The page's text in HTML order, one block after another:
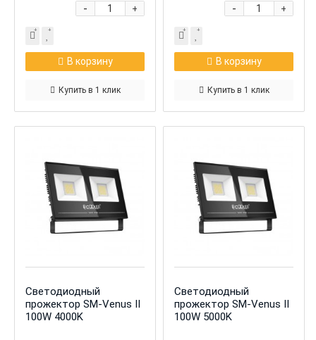
+
-
В корзину
Купить в 1 клик
+
-
В корзину
Купить в 1 клик
Светодиодный
прожектор SM-Venus II
100W 4000K
Светодиодный
прожектор SM-Venus II
100W 5000K